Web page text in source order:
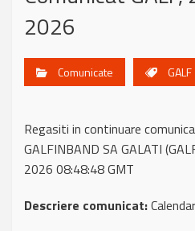
2026
Comunicate GALF
Regasiti in continuare
GALFINBAND SA GALATI
2026 08:48:48 GMT
Descriere comunicat: